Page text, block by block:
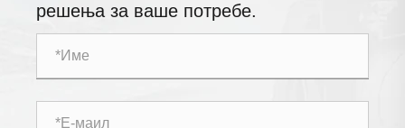
решења за ваше потребе.